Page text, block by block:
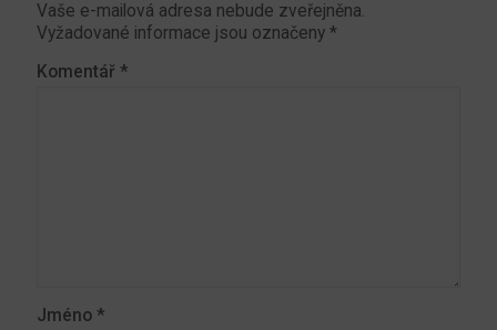
Vaše e-mailová adresa nebude zveřejněna.
Vyžadované informace jsou označeny *
Komentář *
Jméno *